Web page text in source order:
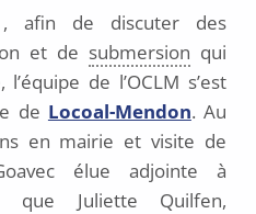
afin de discuter des
et de submersion qui
de l’OCLM s’est
de Locoal-Mendon. Au
en mairie et visite de
élue adjointe à
que Juliette Quilfen,